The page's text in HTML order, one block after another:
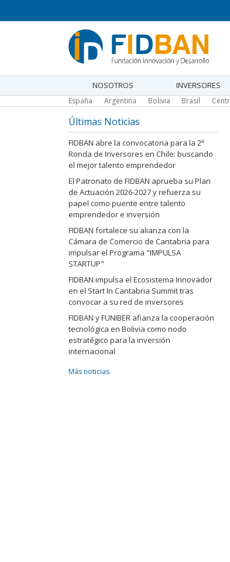
navigation
NOSOTROS INVERSORES
España Argentina Bolivia Brasil
Últimas Noticias
FIDBAN abre la convocatoria para la 2ª
Ronda de Inversores en Chile: buscando
el mejor talento emprendedor
El Patronato de FIDBAN aprueba su Plan
de Actuación 2026-2027 y refuerza su
papel como puente entre talento
emprendedor e inversión
FIDBAN fortalece su alianza con la
Cámara de Comercio de Cantabria para
impulsar el Programa "IMPULSA
STARTUP"
FIDBAN impulsa el Ecosistema Innovador
en el Start In Cantabria Summit tras
convocar a su red de inversores
FIDBAN y FUNIBER afianza la cooperación
tecnológica en Bolivia como nodo
estratégico para la inversión
internacional
Más noticias